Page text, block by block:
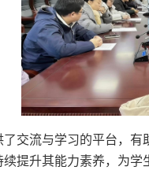
交流与学习的平台，
提升其能力素养，为